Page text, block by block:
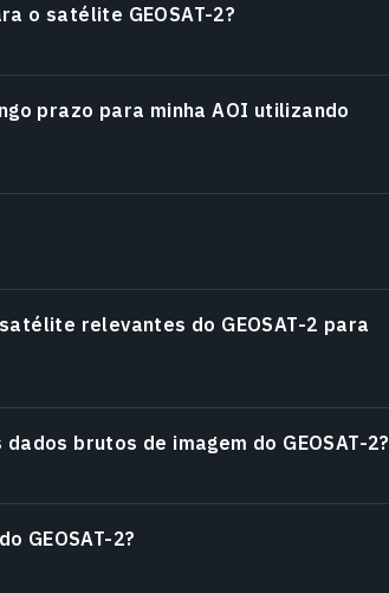
o satélite GEOSAT-2?
prazo para minha AOI utilizando
relevantes do GEOSAT-2 para
brutos de imagem do GEOSAT-2?
GEOSAT-2?